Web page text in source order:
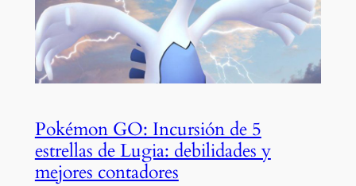
Pokémon GO: Incursión de 5
estrellas de Lugia: debilidades y
mejores contadores